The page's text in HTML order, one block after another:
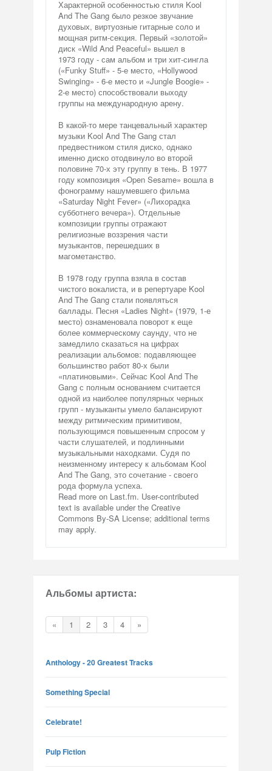
Характерной особенностью стиля Kool
And The Gang было резкое звучание
духовых, виртуозные гитарные соло и
мощная ритм-секция. Первый «золотой»
диск «Wild And Peaceful» вышел в
1973 году - сам альбом и три хит-сингла
(«Funky Stuff» - 5-е место, «Hollywood
Swinging» - 6-е место и «Jungle Boogie» -
2-е место) способствовали выходу
группы на международную арену.
В какой-то мере танцевальный характер
музыки Kool And The Gang стал
предвестником стиля диско, однако
именно диско отодвинуло во второй
половине 70-х эту группу в тень. В 1977
году композиция «Open Sesame» вошла в
фонограмму нашумевшего фильма
«Saturday Night Fever» («Лихорадка
субботнего вечера»). Отдельные
композиции группы отражают
религиозные воззрения части
музыкантов, перешедших в
магометанство.
В 1978 году группа взяла в состав
чистого вокалиста, и в репертуаре Kool
And The Gang стали появляться
баллады. Песня «Ladies Night» (1979, 1-е
место) ознаменовала поворот к еще
более коммерческому саунду, что не
замедлило сказаться на цифрах
реализации альбомов: подавляющее
большинство работ 80-х были
«платиновыми». Сейчас Kool And The
Gang с полным основанием считается
одной из наиболее популярных черных
групп - музыканты умело балансируют
между ритмическим примитивом,
пользующимся повышенным спросом у
части слушателей, и подлинными
музыкальными находками. Судя по
неизменному интересу к альбомам Kool
And The Gang, это сочетание - своего
рода формула успеха.
Read more on Last.fm. User-contributed
text is available under the Creative
Commons By-SA License; additional terms
may apply.
Альбомы артиста:
« 1 2 3 4 »
Anthology - 20 Greatest Tracks
Something Special
Celebrate!
Pulp Fiction